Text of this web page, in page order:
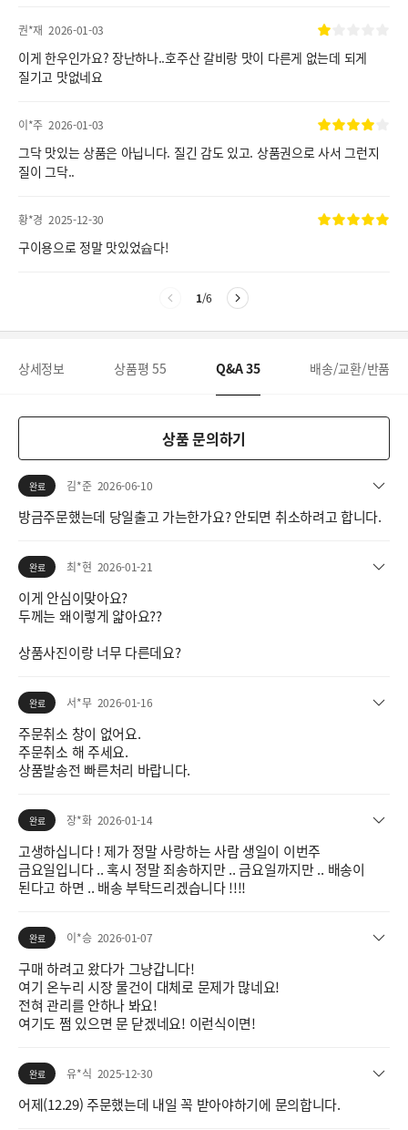
권*재 2026-01-03
이게 한우인가요? 장난하나..호주산 갈비랑 맛이 다른게 없는데 되게
질기고 맛없네요
이*주 2026-01-03
그닥 맛있는 상품은 아닙니다. 질긴 감도 있고. 상품권으로 사서 그런지
질이 그닥..
황*경 2025-12-30
구이용으로 정말 맛있었슙다!
1/6
상세정보 상품평 55 Q&A 35 배송/교환/반품
상품 문의하기
완료 김*준 2026-06-10
방금주문했는데 당일출고 가는한가요? 안되면 취소하려고 합니다.
완료 최*현 2026-01-21
이게 안심이맞아요?
두께는 왜이렇게 얇아요??
상품사진이랑 너무 다른데요?
완료 서*무 2026-01-16
주문취소 창이 없어요.
주문취소 해 주세요.
상품발송전 빠른처리 바랍니다.
완료 장*화 2026-01-14
고생하십니다 ! 제가 정말 사랑하는 사람 생일이 이번주
금요일입니다 .. 혹시 정말 죄송하지만 .. 금요일까지만 .. 배송이
된다고 하면 .. 배송 부탁드리겠습니다 !!!!
완료 이*승 2026-01-07
구매 하려고 왔다가 그냥갑니다!
여기 온누리 시장 물건이 대체로 문제가 많네요!
전혀 관리를 안하나 봐요!
여기도 쩜 있으면 문 닫겠네요! 이런식이면!
완료 유*식 2025-12-30
어제(12.29) 주문했는데 내일 꼭 받아야하기에 문의합니다.